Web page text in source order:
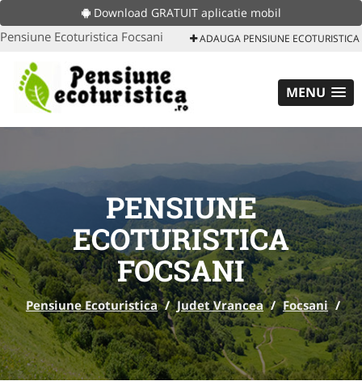
Download GRATUIT aplicatie mobil
Pensiune Ecoturistica Focsani ADAUGA PENSIUNE ECOTURISTICA
MENU
PENSIUNE
ECOTURISTICA
FOCSANI
Pensiune Ecoturistica / Judet Vrancea / Focsani /